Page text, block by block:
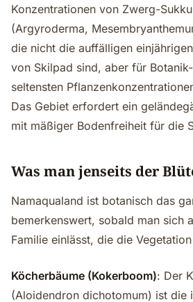
Konzentrationen von Zwerg-
(Argyroderma,
die nicht die auffälligen
von Skilpad sind, aber für
seltensten
Das Gebiet erfordert ein
mit mäßiger Bodenfreiheit für die
Was man jenseits der
Namaqualand ist botanisch das
bemerkenswert, sobald man sich
Familie einlässt, die die
Köcherbäume (Kokerboom): Der
(Aloidendron dichotomum) ist die